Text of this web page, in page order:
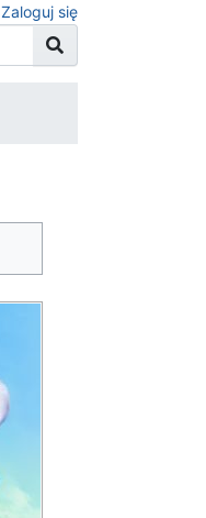
Zaloguj się